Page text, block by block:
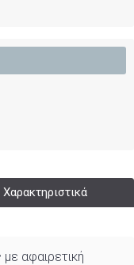
Χαρακτηριστικά
αφαιρετική